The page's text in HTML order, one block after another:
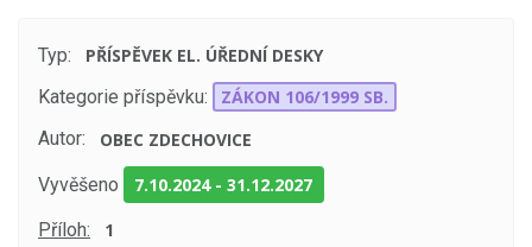
Typ:
PŘÍSPĚVEK EL. ÚŘEDNÍ DESKY
Kategorie příspěvku:
ZÁKON 106/1999 SB.
Autor:
OBEC ZDECHOVICE
Vyvěšeno 7.10.2024-31.12.2027
Příloh: 1